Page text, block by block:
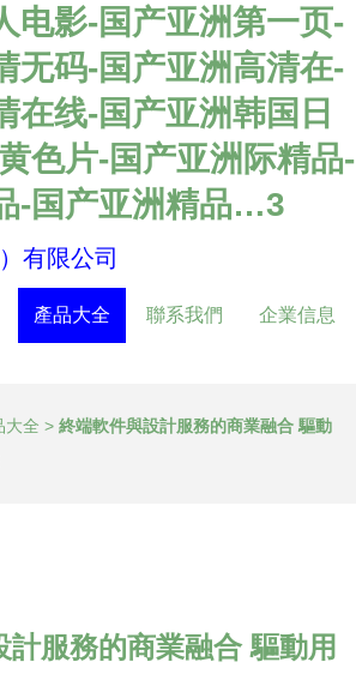
电影-国产亚洲第一页-
无码-国产亚洲高清在-
在线-国产亚洲韩国日
色片-国产亚洲际精品-
-国产亚洲精品…3
有限公司
產品大全 聯系我們 企業信息
大全 > 終端軟件與設計服務的商業融合 驅動
計服務的商業融合 驅動用